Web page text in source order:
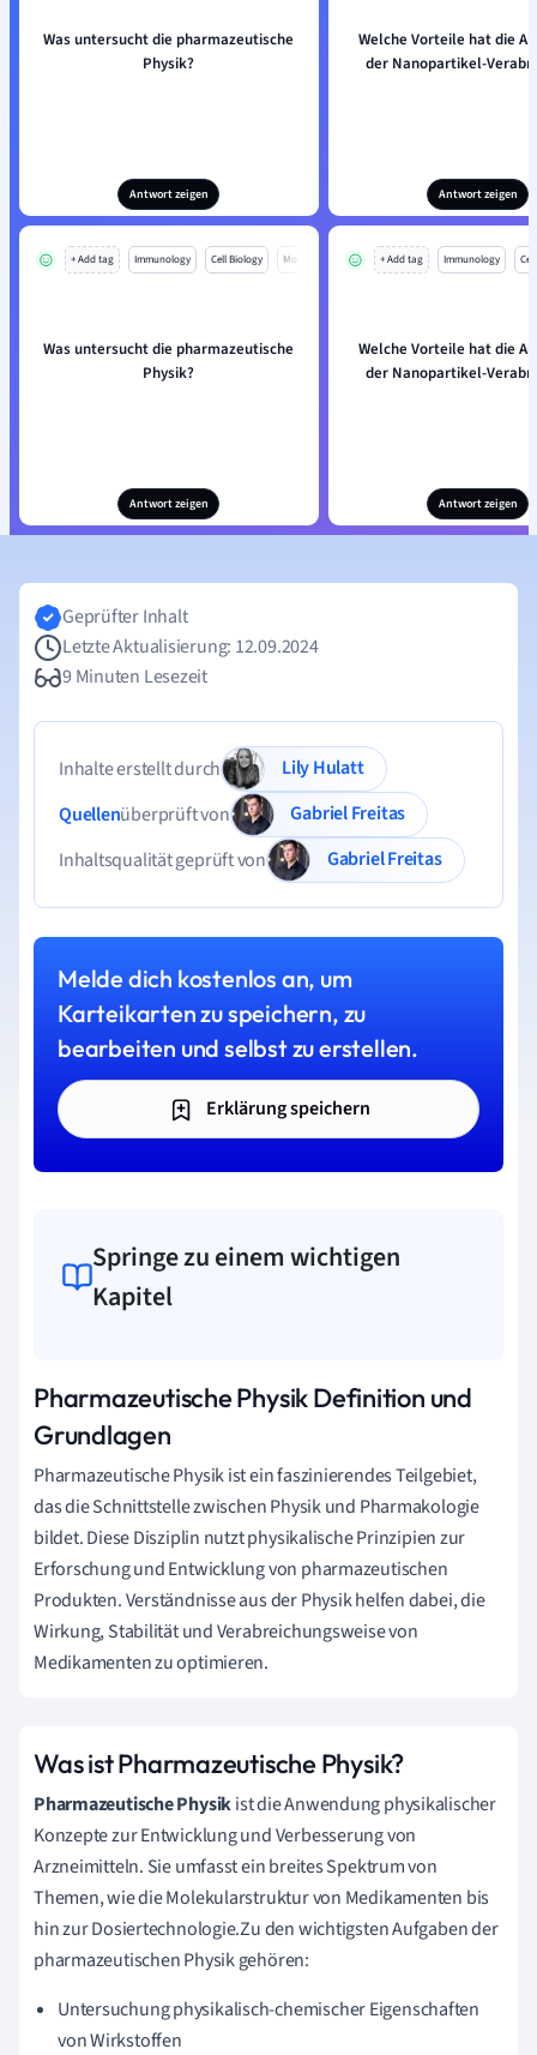
Was untersucht die pharmazeutische
Physik?
Antwort zeigen
Welche Vorteile hat die
der Nanopartikel-
Antwort zeigen
+ Add tag Immunology Cell Biology Mo
Was untersucht die pharmazeutische
Physik?
Antwort zeigen
+ Add tag Immunology
Welche Vorteile hat die
der Nanopartikel-
Antwort zeigen
Geprüfter Inhalt
Letzte Aktualisierung: 12.09.2024
9 Minuten Lesezeit
Inhalte erstellt durch
Lily Hulatt
Quellenüberprüft von
Gabriel Freitas
Inhaltsqualität geprüft von
Gabriel Freitas
Melde dich kostenlos an, um
Karteikarten zu speichern, zu
bearbeiten und selbst zu erstellen.
Erklärung speichern
Springe zu einem wichtigen
Kapitel
Pharmazeutische Physik Definition und
Grundlagen
Pharmazeutische Physik ist ein faszinierendes Teilgebiet,
das die Schnittstelle zwischen Physik und Pharmakologie
bildet. Diese Disziplin nutzt physikalische Prinzipien zur
Erforschung und Entwicklung von pharmazeutischen
Produkten. Verständnisse aus der Physik helfen dabei, die
Wirkung, Stabilität und Verabreichungsweise von
Medikamenten zu optimieren.
Was ist Pharmazeutische Physik?
Pharmazeutische Physikist die Anwendung physikalischer
Konzepte zur Entwicklung und Verbesserung von
Arzneimitteln. Sie umfasst ein breites Spektrum von
Themen, wie die Molekularstruktur von Medikamenten bis
hin zur Dosiertechnologie.Zu den wichtigsten Aufgaben der
pharmazeutischen Physik gehören:
Untersuchung physikalisch-chemischer Eigenschaften
von Wirkstoffen